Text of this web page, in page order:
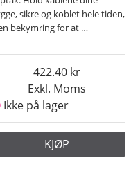
sikre og koblet hele tiden,
bekymring for at …
Exkl. Moms
422.40
Ikke på lager
KJØP